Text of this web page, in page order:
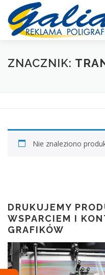
Przejdź
do
treści
OFERTA PRODUKTY
ZNACZNIK:
Nie znaleziono
DRUKUJEMY
WSPARCIEM I
GRAFIKÓW